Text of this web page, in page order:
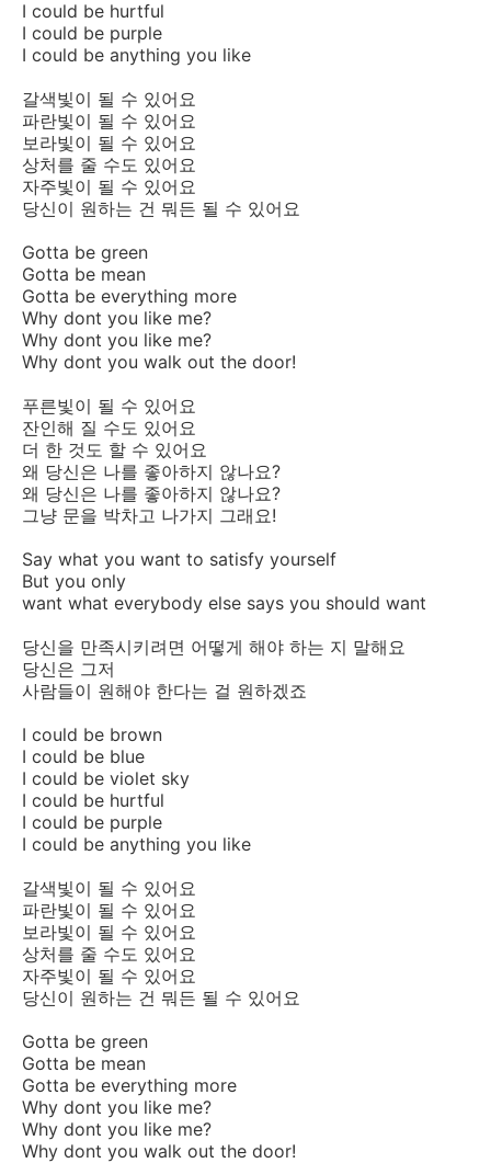
I could be hurtful
I could be purple
I could be anything you like
갈색빛이 될 수 있어요
파란빛이 될 수 있어요
보라빛이 될 수 있어요
상처를 줄 수도 있어요
자주빛이 될 수 있어요
당신이 원하는 건 뭐든 될 수 있어요
Gotta be green
Gotta be mean
Gotta be everything more
Why dont you like me?
Why dont you like me?
Why dont you walk out the door!
푸른빛이 될 수 있어요
잔인해 질 수도 있어요
더 한 것도 할 수 있어요
왜 당신은 나를 좋아하지 않나요?
왜 당신은 나를 좋아하지 않나요?
그냥 문을 박차고 나가지 그래요!
Say what you want to satisfy yourself
But you only
want what everybody else says you should want
당신을 만족시키려면 어떻게 해야 하는 지 말해요
당신은 그저
사람들이 원해야 한다는 걸 원하겠죠
I could be brown
I could be blue
I could be violet sky
I could be hurtful
I could be purple
I could be anything you like
갈색빛이 될 수 있어요
파란빛이 될 수 있어요
보라빛이 될 수 있어요
상처를 줄 수도 있어요
자주빛이 될 수 있어요
당신이 원하는 건 뭐든 될 수 있어요
Gotta be green
Gotta be mean
Gotta be everything more
Why dont you like me?
Why dont you like me?
Why dont you walk out the door!